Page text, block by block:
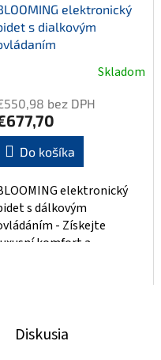
M
elektronický
s dialkovým
5,0
Skladom
bez DPH
Do košíka
elektronický
s dálkovým
- Získejte
komfort a
Diskusia